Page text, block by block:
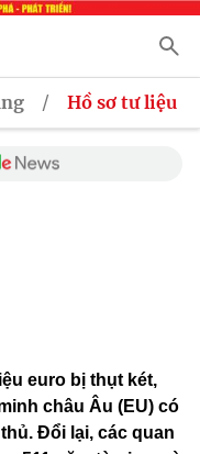
/ Hồ sơ tư liệu
euro bị thụt két,
châu Âu (EU) có
Đổi lại, các quan